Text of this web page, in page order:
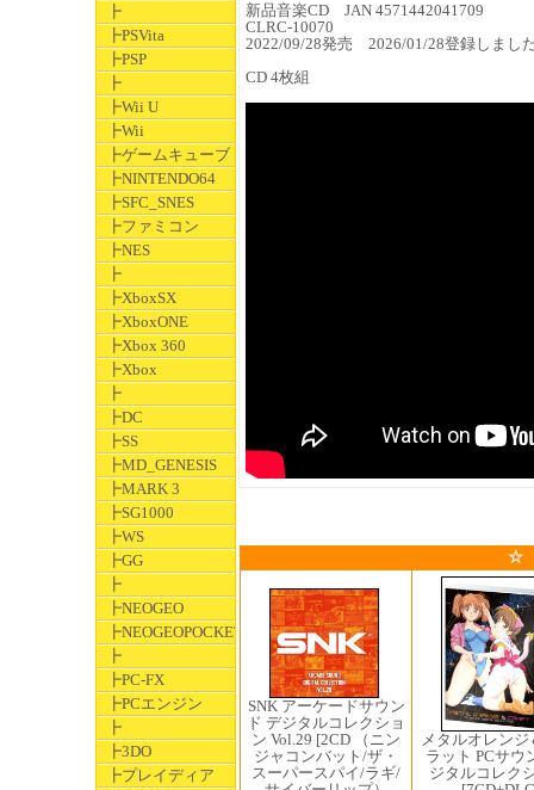
┣
┣PSVita
┣PSP
┣
┣Wii U
┣Wii
┣ゲームキューブ
┣NINTENDO64
┣SFC_SNES
┣ファミコン
┣NES
┣
┣XboxSX
┣XboxONE
┣Xbox 360
┣Xbox
┣
┣DC
┣SS
┣MD_GENESIS
┣MARK 3
┣SG1000
┣WS
┣GG
┣
┣NEOGEO
┣NEOGEOPOCKET
┣
┣PC-FX
┣PCエンジン
┣
┣3DO
┣プレイディア
新品音楽CD JAN 4571442041709
CLRC-10070
2022/09/28発売 2026/01/28登録しまし
CD 4枚組
☆
SNK アーケードサウン
ド デジタルコレクショ
ン Vol.29 [2CD （ニン
ジャコンバット/ザ・
スーパースパイ/ラギ/
メタルオレンジ
ラット PCサウ
ジタルコレク